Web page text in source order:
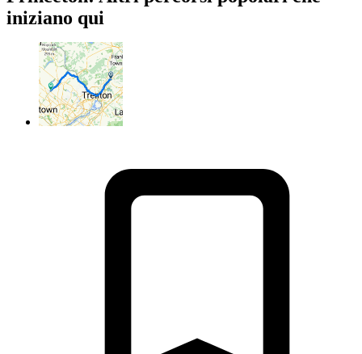
iniziano qui